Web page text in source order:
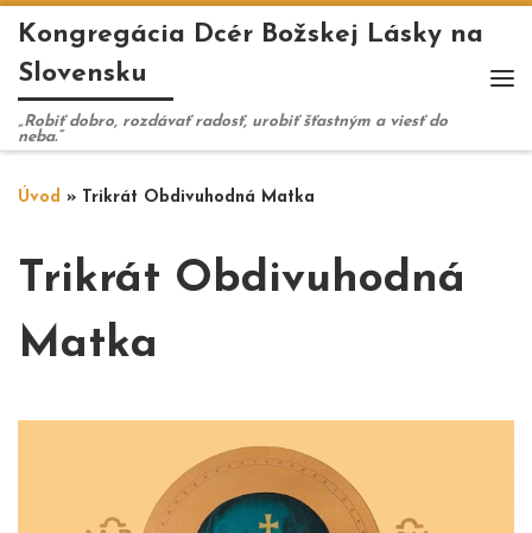
Skip to content
Kongregácia Dcér Božskej Lásky na
Slovensku
„Robiť dobro, rozdávať radosť, urobiť šťastným a viesť do
neba.“
Úvod » Trikrát Obdivuhodná Matka
Trikrát Obdivuhodná
Matka